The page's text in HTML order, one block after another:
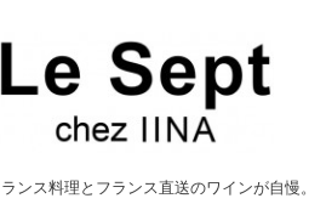
ンス料理とフランス直送のワインが自慢